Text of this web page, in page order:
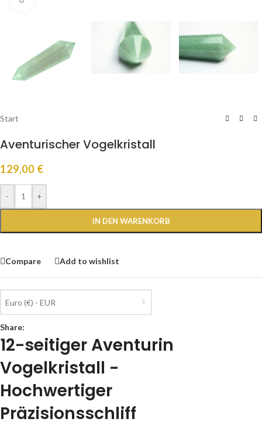
Start
Aventurischer Vogelkristall
129,00 €
- +
IN DEN WARENKORB
Compare Add to wishlist
Euro (€) - EUR
Share:
12-seitiger Aventurin
Vogelkristall -
Hochwertiger
Präzisionsschliff